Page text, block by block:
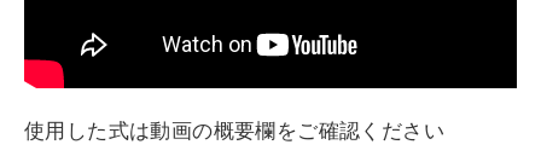
使用した式は動画の概要欄をご確認ください